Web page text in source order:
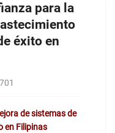
para la
éxito en
701
de sistemas de
en Filipinas